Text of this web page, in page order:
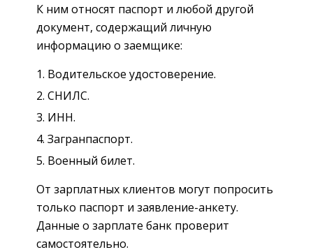
К ним относят паспорт и любой другой
документ, содержащий личную
информацию о заемщике:
Водительское удостоверение.
СНИЛС.
ИНН.
Загранпаспорт.
Военный билет.
От зарплатных клиентов могут попросить
только паспорт и заявление-анкету.
Данные о зарплате банк проверит
самостоятельно.